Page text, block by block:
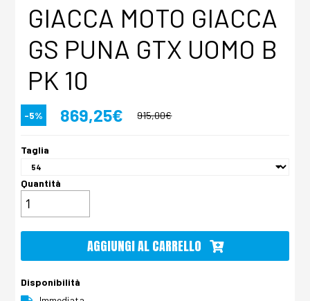
GIACCA MOTO GIACCA
GS PUNA GTX UOMO B
PK 10
-5% 869,25€ 915,00€
Taglia
Quantità
AGGIUNGI AL CARRELLO
Disponibilità